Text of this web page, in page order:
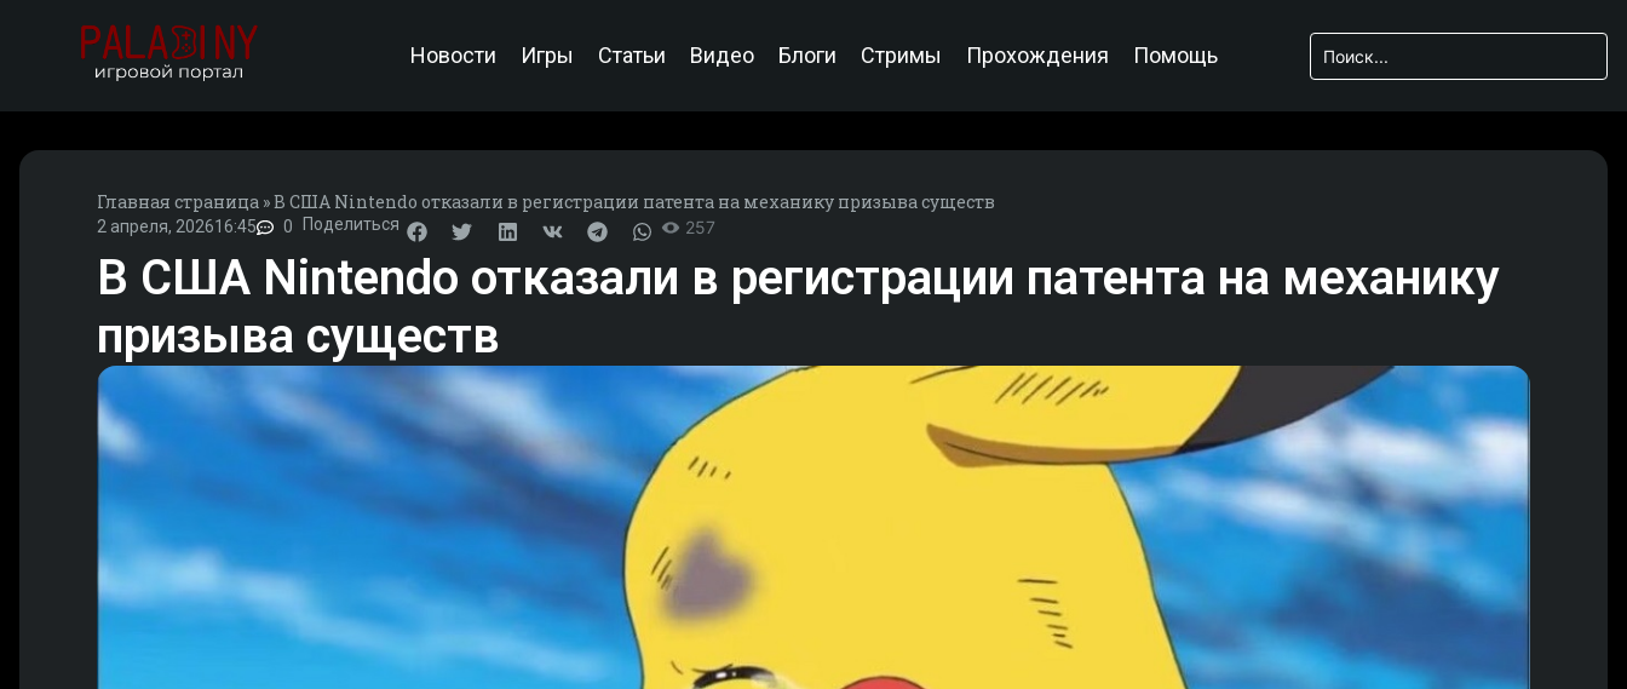
Новости Игры Статьи Видео Блоги Стримы Прохождения Помощь
Главная страница »В США Nintendo отказали в регистрации патента на механику призыва существ
2 апреля, 202616:45 0 Поделиться 257
В США Nintendo отказали в регистрации патента на механику
призыва существ